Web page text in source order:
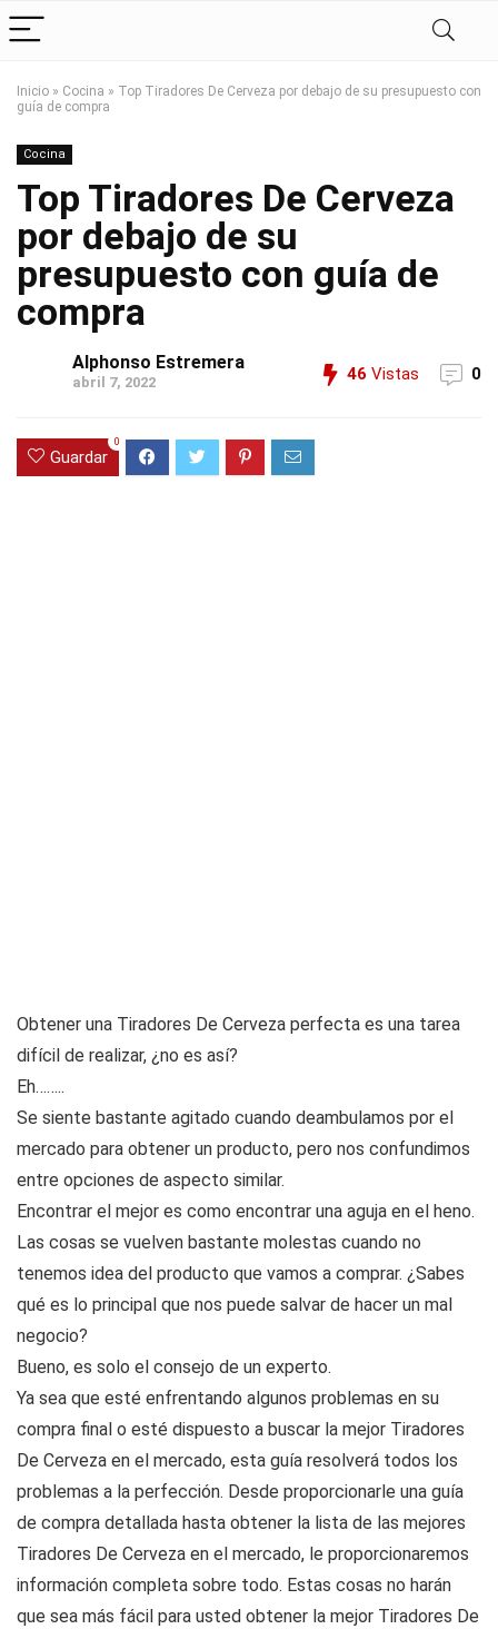
Inicio » Cocina » Top Tiradores De Cerveza por debajo de su presupuesto con
guía de compra
Cocina
Top Tiradores De Cerveza
por debajo de su
presupuesto con guía de
compra
Alphonso Estremera
abril 7, 2022 46 Vistas 0
Guardar
0
Obtener una Tiradores De Cerveza perfecta es una tarea
difícil de realizar, ¿no es así?
Eh……..
Se siente bastante agitado cuando deambulamos por el
mercado para obtener un producto, pero nos confundimos
entre opciones de aspecto similar.
Encontrar el mejor es como encontrar una aguja en el heno.
Las cosas se vuelven bastante molestas cuando no
tenemos idea del producto que vamos a comprar. ¿Sabes
qué es lo principal que nos puede salvar de hacer un mal
negocio?
Bueno, es solo el consejo de un experto.
Ya sea que esté enfrentando algunos problemas en su
compra final o esté dispuesto a buscar la mejor Tiradores
De Cerveza en el mercado, esta guía resolverá todos los
problemas a la perfección. Desde proporcionarle una guía
de compra detallada hasta obtener la lista de las mejores
Tiradores De Cerveza en el mercado, le proporcionaremos
información completa sobre todo. Estas cosas no harán
que sea más fácil para usted obtener la mejor Tiradores De